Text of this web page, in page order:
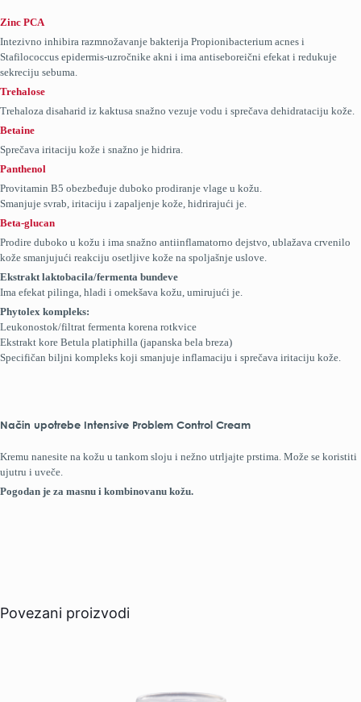
Zinc PCA
Intezivno inhibira razmnožavanje bakterija Propionibacterium acnes i
Stafilococcus epidermis-uzročnike akni i ima antiseboreični efekat i redukuje
sekreciju sebuma.
Trehalose
Trehaloza disaharid iz kaktusa snažno vezuje vodu i sprečava dehidrataciju kože.
Betaine
Sprečava iritaciju kože i snažno je hidrira.
Panthenol
Provitamin B5 obezbeđuje duboko prodiranje vlage u kožu.
Smanjuje svrab, iritaciju i zapaljenje kože, hidrirajući je.
Beta-glucan
Prodire duboko u kožu i ima snažno antiinflamatorno dejstvo, ublažava crvenilo
kože smanjujući reakciju osetljive kože na spoljašnje uslove.
Ekstrakt laktobacila/fermenta bundeve
Ima efekat pilinga, hladi i omekšava kožu, umirujući je.
Phytolex kompleks:
Leukonostok/filtrat fermenta korena rotkvice
Ekstrakt kore Betula platiphilla (japanska bela breza)
Specifičan biljni kompleks koji smanjuje inflamaciju i sprečava iritaciju kože.
Način upotrebe Intensive Problem Control Cream
Kremu nanesite na kožu u tankom sloju i nežno utrlјajte prstima. Može se koristiti
ujutru i uveče.
Pogodan je za masnu i kombinovanu kožu.
Povezani proizvodi